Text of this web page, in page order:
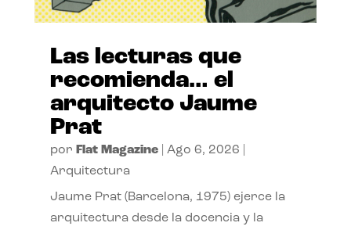
Las lecturas que
recomienda… el
arquitecto Jaume
Prat
por Flat Magazine| Ago 6, 2026
Arquitectura
Jaume Prat (Barcelona, 1975) ejerce la
arquitectura desde la docencia y la